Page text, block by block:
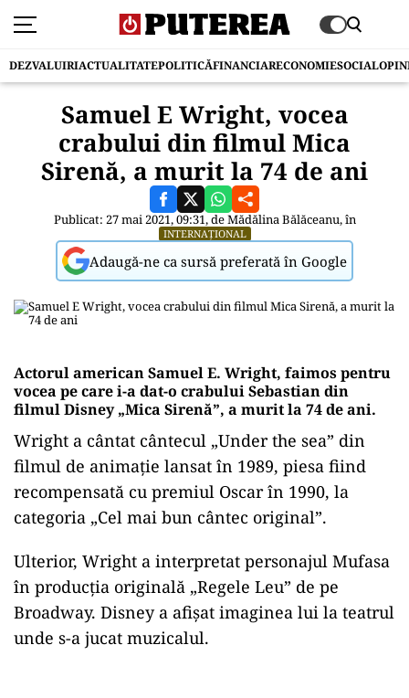
DEZVALUIRIACTUALITATEPOLITICĂFINANCIARECONOMIESOCIAL
Samuel E Wright, vocea
crabului din filmul Mica
Sirenă, a murit la 74 de ani
Publicat: 27 mai 2021, 09:31, deMădălina Bălăceanu, în
INTERNAȚIONAL
Adaugă-ne ca sursă preferată în Google
Actorul american Samuel E. Wright, faimos pentru
vocea pe care i-a dat-o crabului Sebastian din
filmul Disney „Mica Sirenă”, a murit la 74 de ani.
Wright a cântat cântecul „Under the sea” din
filmul de animație lansat în 1989, piesa fiind
recompensată cu premiul Oscar în 1990, la
categoria „Cel mai bun cântec original”.
Ulterior, Wright a interpretat personajul Mufasa
în producția originală „Regele Leu” de pe
Broadway. Disney a afișat imaginea lui la teatrul
unde s-a jucat muzicalul.